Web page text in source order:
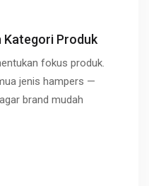
Kategori Produk
fokus produk.
jenis hampers —
brand mudah